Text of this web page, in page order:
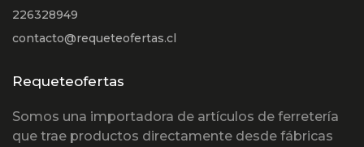
226328949
contacto@requeteofertas.cl
Requeteofertas
Somos una importadora de artículos de ferretería
que trae productos directamente desde fábricas